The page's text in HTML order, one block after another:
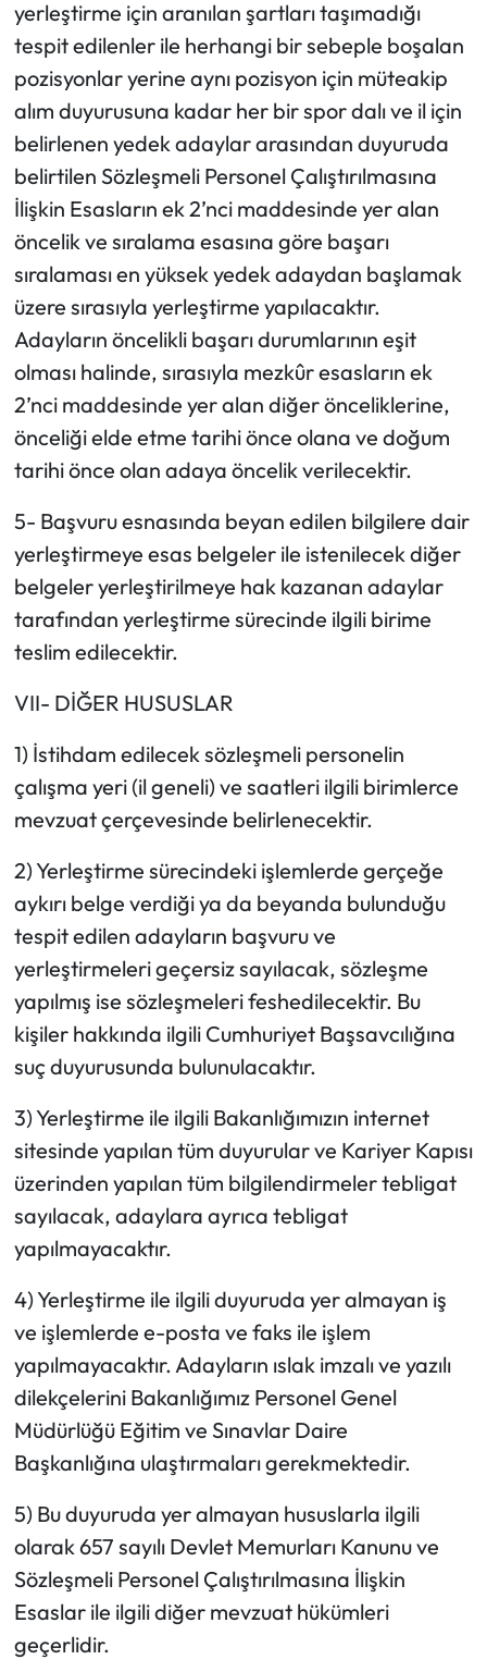
yerleştirme için aranılan şartları taşımadığı
tespit edilenler ile herhangi bir sebeple boşalan
pozisyonlar yerine aynı pozisyon için müteakip
alım duyurusuna kadar her bir spor dalı ve il için
belirlenen yedek adaylar arasından duyuruda
belirtilen Sözleşmeli Personel Çalıştırılmasına
İlişkin Esasların ek 2’nci maddesinde yer alan
öncelik ve sıralama esasına göre başarı
sıralaması en yüksek yedek adaydan başlamak
üzere sırasıyla yerleştirme yapılacaktır.
Adayların öncelikli başarı durumlarının eşit
olması halinde, sırasıyla mezkûr esasların ek
2’nci maddesinde yer alan diğer önceliklerine,
önceliği elde etme tarihi önce olana ve doğum
tarihi önce olan adaya öncelik verilecektir.
5- Başvuru esnasında beyan edilen bilgilere dair
yerleştirmeye esas belgeler ile istenilecek diğer
belgeler yerleştirilmeye hak kazanan adaylar
tarafından yerleştirme sürecinde ilgili birime
teslim edilecektir.
VII- DİĞER HUSUSLAR
1) İstihdam edilecek sözleşmeli personelin
çalışma yeri (il geneli) ve saatleri ilgili birimlerce
mevzuat çerçevesinde belirlenecektir.
2) Yerleştirme sürecindeki işlemlerde gerçeğe
aykırı belge verdiği ya da beyanda bulunduğu
tespit edilen adayların başvuru ve
yerleştirmeleri geçersiz sayılacak, sözleşme
yapılmış ise sözleşmeleri feshedilecektir. Bu
kişiler hakkında ilgili Cumhuriyet Başsavcılığına
suç duyurusunda bulunulacaktır.
3) Yerleştirme ile ilgili Bakanlığımızın internet
sitesinde yapılan tüm duyurular ve Kariyer Kapısı
üzerinden yapılan tüm bilgilendirmeler tebligat
sayılacak, adaylara ayrıca tebligat
yapılmayacaktır.
4) Yerleştirme ile ilgili duyuruda yer almayan iş
ve işlemlerde e-posta ve faks ile işlem
yapılmayacaktır. Adayların ıslak imzalı ve yazılı
dilekçelerini Bakanlığımız Personel Genel
Müdürlüğü Eğitim ve Sınavlar Daire
Başkanlığına ulaştırmaları gerekmektedir.
5) Bu duyuruda yer almayan hususlarla ilgili
olarak 657 sayılı Devlet Memurları Kanunu ve
Sözleşmeli Personel Çalıştırılmasına İlişkin
Esaslar ile ilgili diğer mevzuat hükümleri
geçerlidir.